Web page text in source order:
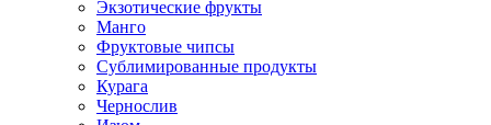
Экзотические фрукты
Манго
Фруктовые чипсы
Сублимированные продукты
Курага
Чернослив